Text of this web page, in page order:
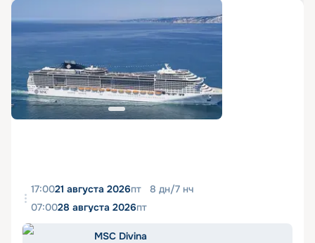
17:0021 августа 2026пт 8 дн/7 нч
07:0028 августа 2026пт
MSC Divina